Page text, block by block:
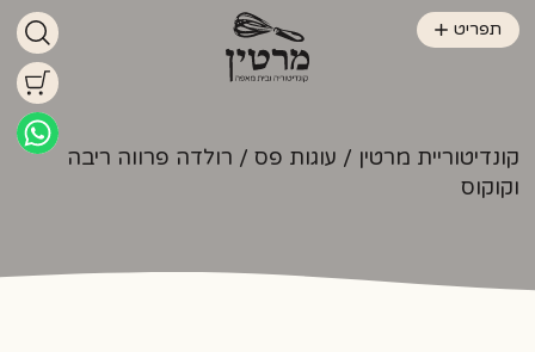
תפריט
קונדיטוריית מרטין / עוגות פס / רולדה פרווה ריבה
וקוקוס